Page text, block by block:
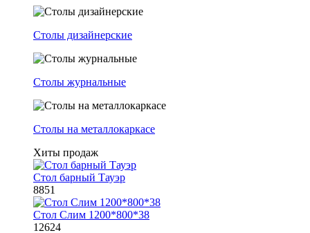
Столы дизайнерские
Столы журнальные
Столы на металлокаркасе
Хиты продаж
Стол барный Тауэр
8851
Стол Слим 1200*800*38
12624